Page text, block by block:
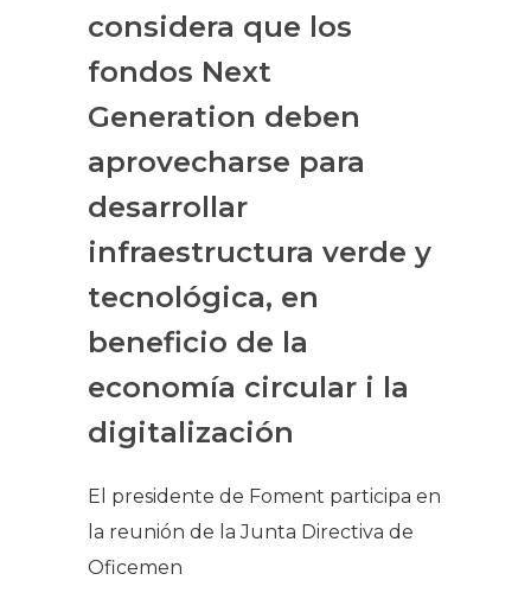
considera que los
fondos Next
Generation deben
aprovecharse para
desarrollar
infraestructura verde y
tecnológica, en
beneficio de la
economía circular i la
digitalización
El presidente de Foment participa en
la reunión de la Junta Directiva de
Oficemen